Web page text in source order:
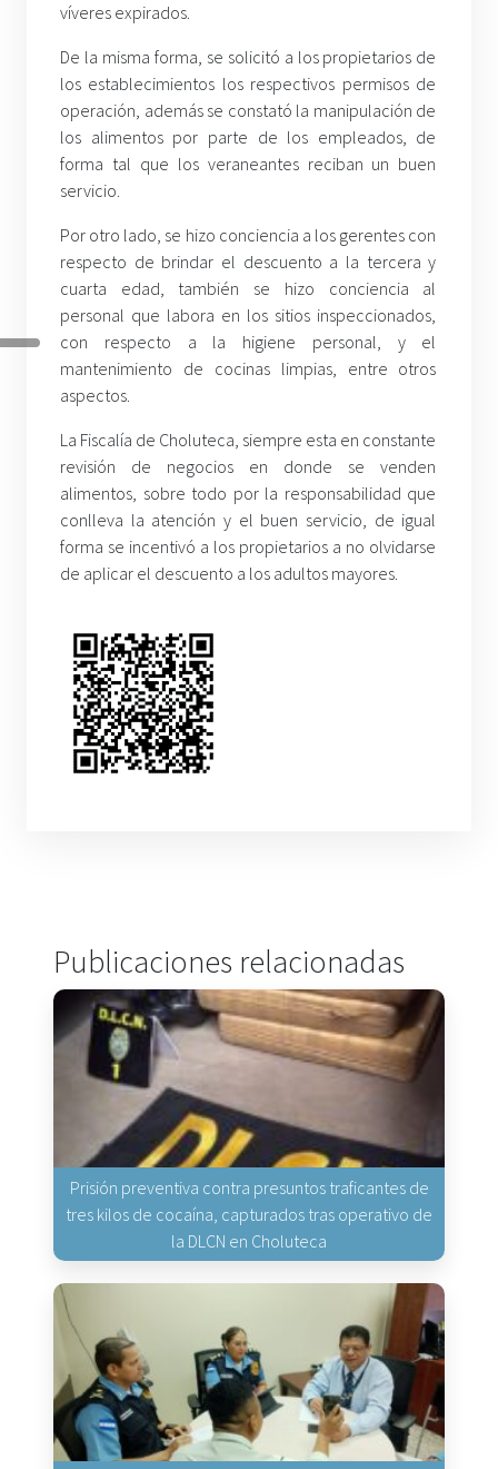
víveres expirados.
De la misma forma, se solicitó a los propietarios de
los establecimientos los respectivos permisos de
operación, además se constató la manipulación de
los alimentos por parte de los empleados, de
forma tal que los veraneantes reciban un buen
servicio.
Por otro lado, se hizo conciencia a los gerentes con
respecto de brindar el descuento a la tercera y
cuarta edad, también se hizo conciencia al
personal que labora en los sitios inspeccionados,
con respecto a la higiene personal, y el
mantenimiento de cocinas limpias, entre otros
aspectos.
La Fiscalía de Choluteca, siempre esta en constante
revisión de negocios en donde se venden
alimentos, sobre todo por la responsabilidad que
conlleva la atención y el buen servicio, de igual
forma se incentivó a los propietarios a no olvidarse
de aplicar el descuento a los adultos mayores.
Publicaciones relacionadas
Prisión preventiva contra presuntos traficantes de
tres kilos de cocaína, capturados tras operativo de
la DLCN en Choluteca